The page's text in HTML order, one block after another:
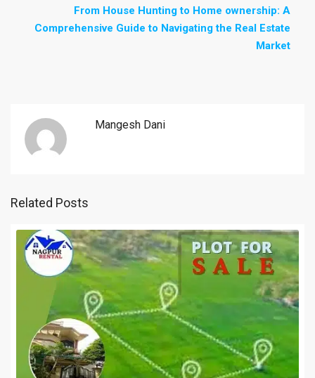
From House Hunting to Home ownership: A
Comprehensive Guide to Navigating the Real Estate
Market
Mangesh Dani
Related Posts